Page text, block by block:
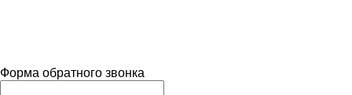
Форма обратного звонка